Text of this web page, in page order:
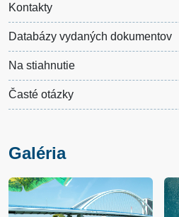
Kontakty
Databázy vydaných dokumentov
Na stiahnutie
Časté otázky
Galéria